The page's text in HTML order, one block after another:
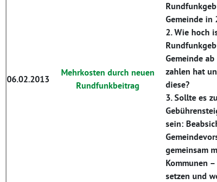
06.02.2013
Mehrkosten durch neuen
Rundfunkbeitrag
Gemeinde in
2. Wie hoch
Gemeinde
zahlen hat
diese?
3. Sollte es
sein:
gemeinsam
Kommunen
setzen und